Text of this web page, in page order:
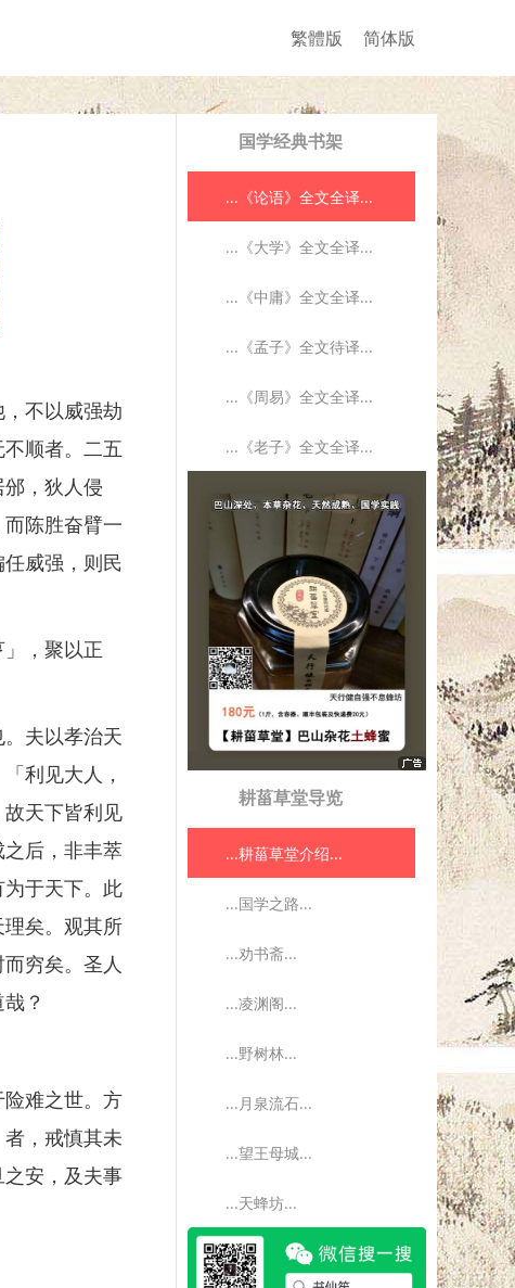
繁體版 简体版
国学经典书架
...《论语》全文全译...
...《大学》全文全译...
...《中庸》全文全译...
...《孟子》全文待译...
...《周易》全文全译...
...《老子》全文全译...
耕菑草堂导览
...耕菑草堂介绍...
...国学之路...
...劝书斋...
...凌渊阁...
...野树林...
...月泉流石...
...望王母城...
...天蜂坊...
不以威强劫
顺者。二五
，狄人侵
陈胜奋臂一
威强，则民
，聚以正
夫以孝治天
利见大人，
天下皆利见
后，非丰萃
于天下。此
矣。观其所
穷矣。圣人
？
难之世。方
，戒慎其未
安，及夫事